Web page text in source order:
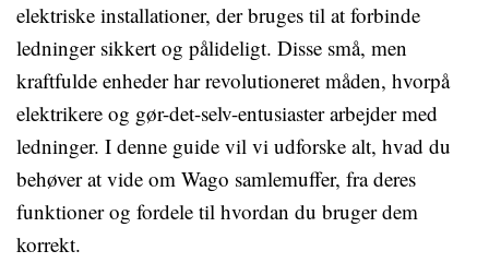
elektriske installationer, der bruges til at forbinde
ledninger sikkert og pålideligt. Disse små, men
kraftfulde enheder har revolutioneret måden, hvorpå
elektrikere og gør-det-selv-entusiaster arbejder med
ledninger. I denne guide vil vi udforske alt, hvad du
behøver at vide om Wago samlemuffer, fra deres
funktioner og fordele til hvordan du bruger dem
korrekt.